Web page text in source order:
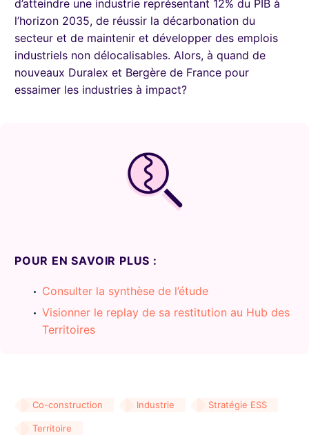
d’atteindre une industrie représentant 12% du PIB à
l’horizon 2035, de réussir la décarbonation du
secteur et de maintenir et développer des emplois
industriels non délocalisables. Alors, à quand de
nouveaux Duralex et Bergère de France pour
essaimer les industries à impact?
POUR EN SAVOIR PLUS :
Consulter la synthèse de l’étude
Visionner le replay de sa restitution au Hub des
Territoires
Co-construction Industrie Stratégie ESS
Territoire